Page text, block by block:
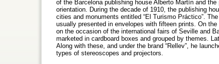
of the Barcelona publishing house Alberto Martín and
orientation. During the decade of 1910, the publishing
cities and monuments entitled “El Turismo Práctico”.
usually presented in envelopes with fifteen prints. On
on the occasion of the international fairs of Seville and
marketed in cardboard boxes and grouped by themes.
Along with these, and under the brand “Rellev”, he
types of stereoscopes and projectors.